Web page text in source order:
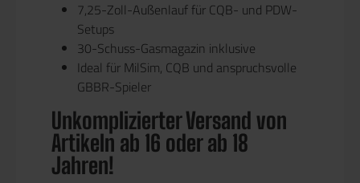
7,25-Zoll-Außenlauf für CQB- und PDW-
Setups
30-Schuss-Gasmagazin inklusive
Ideal für MilSim, CQB und anspruchsvolle
GBBR-Spieler
Unkomplizierter Versand von
Artikeln ab 16 oder ab 18
Jahren!